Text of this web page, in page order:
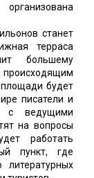
станет
терраса
большему
происходящим
будет
писатели и
с ведущими
на вопросы
работать
пункт, где